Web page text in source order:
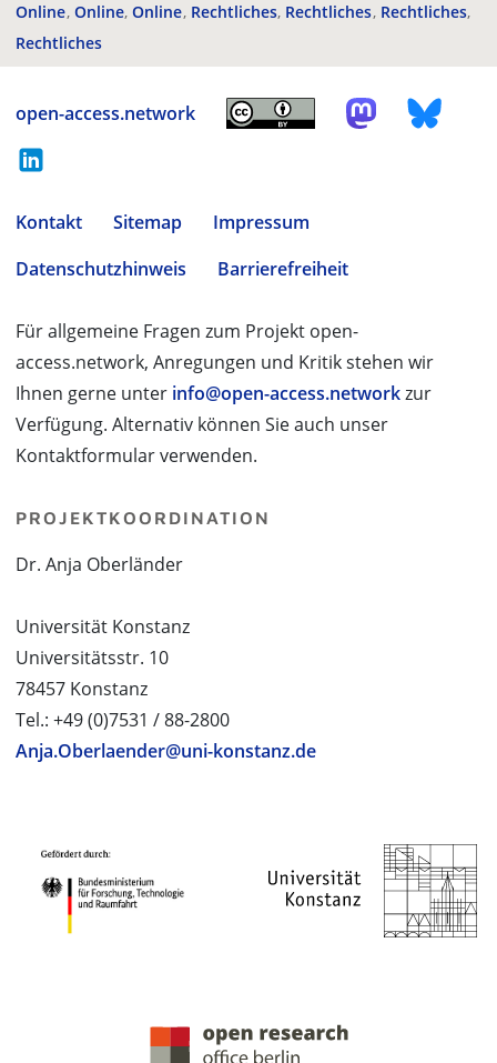
Online Online Online Rechtliches Rechtliches Rechtliches
Rechtliches
open-access.network
Kontakt Sitemap
Impressum
Datenschutzhinweis
Barrierefreiheit
Für allgemeine Fragen zum Projekt open-
access.network, Anregungen und Kritik stehen wir
Ihnen gerne unter info@open-access.networkzur
Verfügung. Alternativ können Sie auch unser
Kontaktformular verwenden.
PROJEKTKOORDINATION
Dr. Anja Oberländer
Universität Konstanz
Universitätsstr. 10
78457 Konstanz
Tel.: +49 (0)7531 / 88-2800
Anja.Oberlaender@uni-konstanz.de